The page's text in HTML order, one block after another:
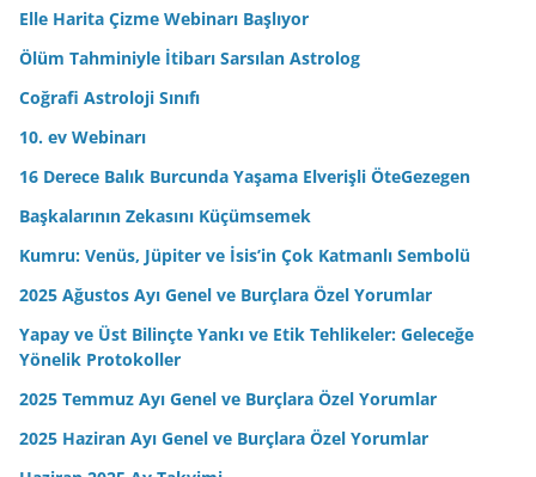
i
n
Elle Harita Çizme Webinarı Başlıyor
Ölüm Tahminiyle İtibarı Sarsılan Astrolog
Coğrafi Astroloji Sınıfı
10. ev Webinarı
16 Derece Balık Burcunda Yaşama Elverişli ÖteGezegen
Başkalarının Zekasını Küçümsemek
Kumru: Venüs, Jüpiter ve İsis’in Çok Katmanlı Sembolü
2025 Ağustos Ayı Genel ve Burçlara Özel Yorumlar
Yapay ve Üst Bilinçte Yankı ve Etik Tehlikeler: Geleceğe
Yönelik Protokoller
2025 Temmuz Ayı Genel ve Burçlara Özel Yorumlar
2025 Haziran Ayı Genel ve Burçlara Özel Yorumlar